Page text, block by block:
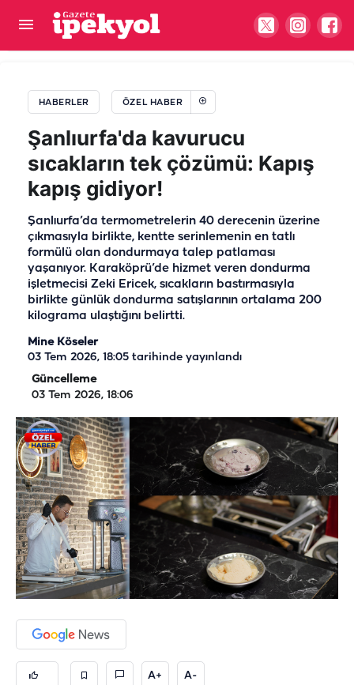
HABERLER ÖZEL HABER
Şanlıurfa'da kavurucu
sıcakların tek çözümü: Kapış
kapış gidiyor!
Şanlıurfa’da termometrelerin 40 derecenin üzerine
çıkmasıyla birlikte, kentte serinlemenin en tatlı
formülü olan dondurmaya talep patlaması
yaşanıyor. Karaköprü’de hizmet veren dondurma
işletmecisi Zeki Ericek, sıcakların bastırmasıyla
birlikte günlük dondurma satışlarının ortalama 200
kilograma ulaştığını belirtti.
Mine Köseler
03 Tem 2026, 18:05 tarihinde yayınlandı
Güncelleme
03 Tem 2026, 18:06
A+ A-
Şanlıurfa'da yokluk ne yaptırıyor: Rezilliğe 300